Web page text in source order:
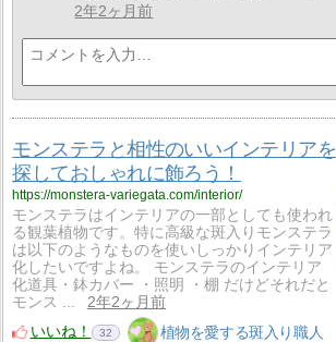
2年2ヶ月前
モンステラと相性のいいインテリアを
探しておしゃれに飾ろう！
https://monstera-variegata.com/interior/
モンステラはインテリアの一部としても使われ
る観葉植物です。特に高級な斑入りモンステラ
は以下のようなものを使いしっかりインテリア
化したいですよね。 モンステラのインテリア
化道具・鉢カバー ・照明 ・棚 だけどそれだと
モンス ...
2年2ヶ月前
いいね！
32 植物を愛する斑入り職人